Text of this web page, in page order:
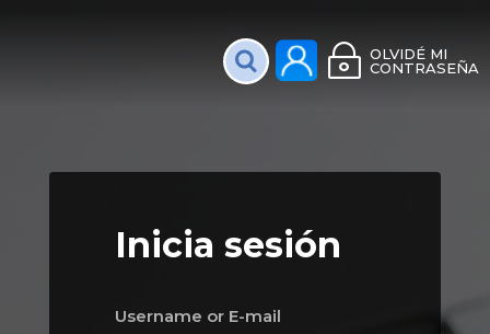
PlataformaOLVIDÉ MI
CONTRASEÑA
Inicia sesión
Username or E-mail